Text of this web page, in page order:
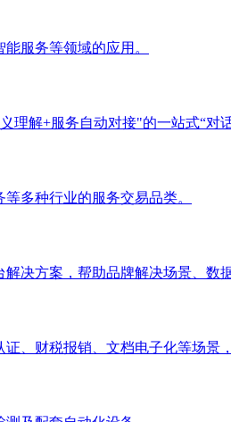
服务等领域的应用。
解+服务自动对接"的一站式“对
多种行业的服务交易品类。
决方案，帮助品牌解决场景、数
、财税报销、文档电子化等场景